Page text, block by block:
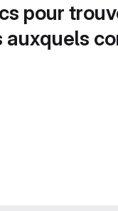
pour
auxquels